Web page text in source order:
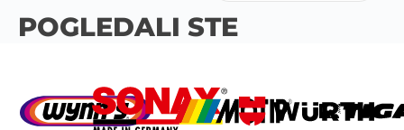
POGLEDALI STE